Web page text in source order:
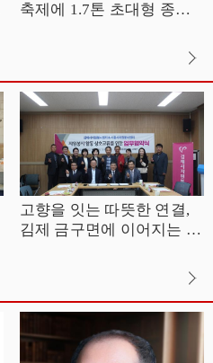
축제에 1.7톤 초대형 종모
고향을 잇는 따뜻한 연결,
김제 금구면에 이어지는 나